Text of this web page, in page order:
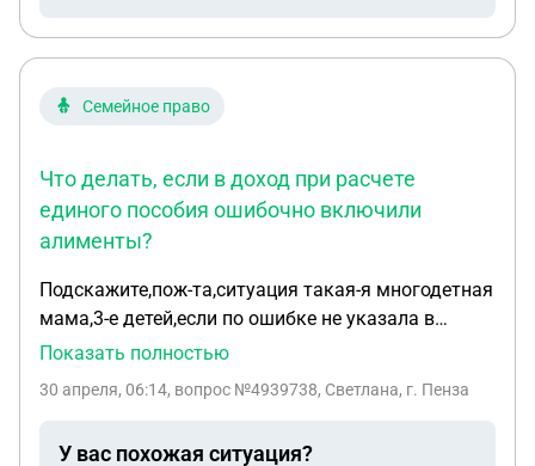
Семейное право
Что делать, если в доход при расчете
единого пособия ошибочно включили
алименты?
Подскажите,пож-та,ситуация такая-я многодетная
мама,3-е детей,если по ошибке не указала в
заявлении на единое пособие,что есть судебный
условные алименты(которые не получаю) и
Показать полностью
30 апреля, 06:14, вопрос №4939738, Светлана, г. Пенза
У вас похожая ситуация?